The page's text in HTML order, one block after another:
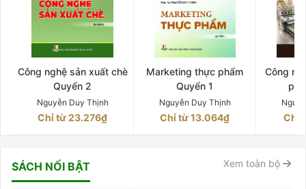
Công nghệ sản xuất chè
Quyển 2
Nguyễn Duy Thịnh
Chỉ từ 23.276₫
Marketing thực phẩm
Quyển 1
Nguyễn Duy Thịnh
Chỉ từ 13.064₫
Công
Chỉ
SÁCH NỔI BẬT Xem toàn bộ